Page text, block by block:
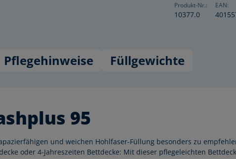
Produkt-Nr.:
10377.0
EAN:
Pflegehinweise Füllgewichte
95
und weichen Hohlfaser-Füllung besonders zu
oder 4-Jahreszeiten Bettdecke: Mit dieser pflegeleichten